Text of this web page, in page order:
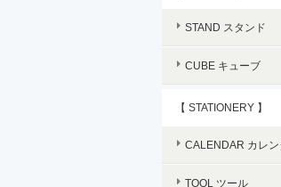
STAND スタンド
CUBE キューブ
【 STATIONERY 】
CALENDAR カレン
TOOL ツール